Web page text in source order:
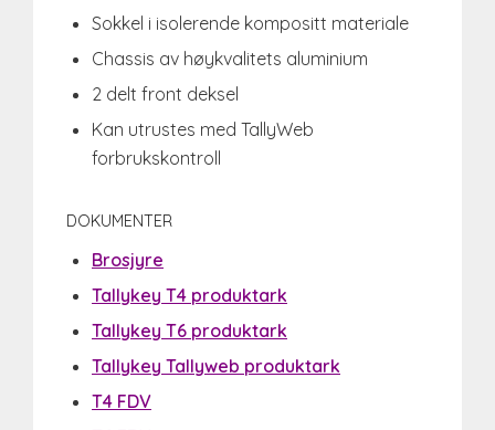
Sokkel i isolerende kompositt materiale
Chassis av høykvalitets aluminium
2 delt front deksel
Kan utrustes med TallyWeb
forbrukskontroll
DOKUMENTER
Brosjyre
Tallykey T4 produktark
Tallykey T6 produktark
Tallykey Tallyweb produktark
T4 FDV